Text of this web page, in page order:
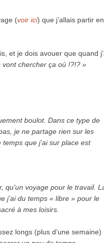
(voir ici) que j’allais partir en
et je dois avouer que quand
vont chercher ça où !?!? »
boulot. Dans ce type de
je ne partage rien sur les
que j’ai sur place est
qu’un voyage pour le travail.
j’ai du temps « libre » pour le
à mes loisirs.
longs (plus d’une semaine)